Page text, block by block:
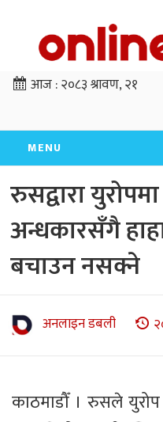
आज :२०८३ श्रावण, २१
MENU
रुसद्वारा
अन्धकारसँगै
बचाउन नसक्ने
अनलाइन डबली
काठमाडौँ । रुसले